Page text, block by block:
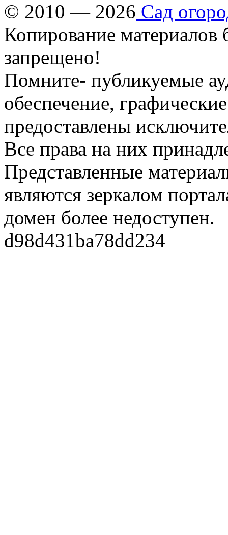
© 2010 — 2026 Сад
Копирование материалов
запрещено!
Помните- публикуемые
обеспечение,
предоставлены
Все права на них
Представленные
являются зеркалом
домен более недоступен.
d98d431ba78dd234